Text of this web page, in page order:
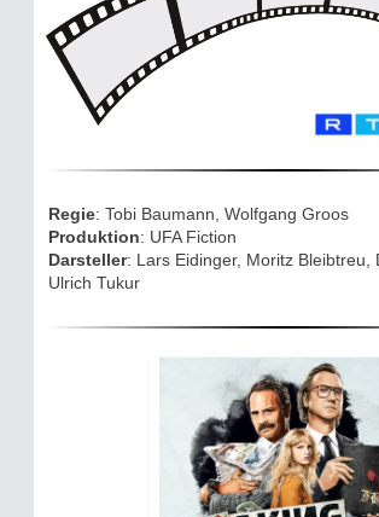
Eifelkarte:
Drehorte & Tatorte
Die Autoren
TV & Kino
Die Stars:
Wer hat wo gedreht?
Regie: Tobi Baumann, Wolfgang Groos
Produktion: UFA Fiction
Darsteller: Lars Eidinger, Moritz Bleibtreu,
Ulrich Tukur